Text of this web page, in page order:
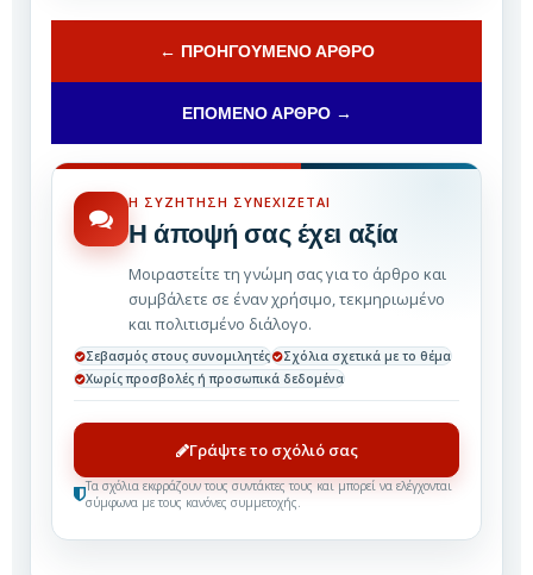
← ΠΡΟΗΓΟΎΜΕΝΟ ΆΡΘΡΟ
ΕΠΌΜΕΝΟ ΆΡΘΡΟ →
Η ΣΥΖΉΤΗΣΗ ΣΥΝΕΧΊΖΕΤΑΙ
Η άποψή σας έχει αξία
Μοιραστείτε τη γνώμη σας για το άρθρο και
συμβάλετε σε έναν χρήσιμο, τεκμηριωμένο
και πολιτισμένο διάλογο.
Σεβασμός στους συνομιλητές
Σχόλια σχετικά με το θέμα
Χωρίς προσβολές ή προσωπικά δεδομένα
Γράψτε το σχόλιό σας
Τα σχόλια εκφράζουν τους συντάκτες τους και μπορεί να ελέγχονται
σύμφωνα με τους κανόνες συμμετοχής.